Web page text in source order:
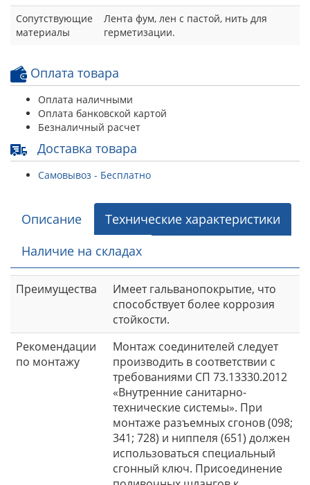
Сопутствующие
материалы
Лента фум, лен с пастой, нить для
герметизации.
Оплата товара
Оплата наличными
Оплата банковской картой
Безналичный расчет
Доставка товара
Самовывоз - Бесплатно
Описание
Технические характеристики
Наличие на складах
Преимущества
Имеет гальванопокрытие, что
способствует более коррозия
стойкости.
Рекомендации
по монтажу
Монтаж соединителей следует
производить в соответствии с
требованиями СП 73.13330.2012
«Внутренние санитарно-
технические системы». При
монтаже разъемных сгонов (098;
341; 728) и ниппеля (651) должен
использоваться специальный
сгонный ключ. Присоединение